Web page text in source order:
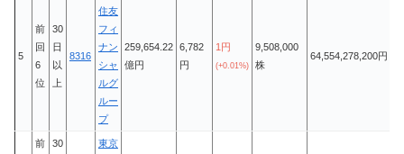
5
前
回
6
位
30
日
以
上
8316
住友
フィ
ナン
シャ
ルグ
ルー
プ
259,654.22
億円
6,782
円
1円
(+0.01%)
9,508,000
株
64,554,278,200円
前
30
東京